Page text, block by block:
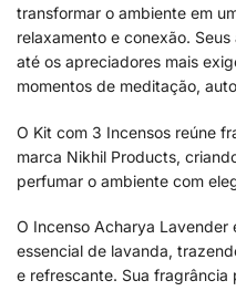
transformar o ambiente em
relaxamento e conexão.
até os apreciadores mais
momentos de meditação,
O Kit com 3 Incensos reúne
marca Nikhil Products,
perfumar o ambiente com
O Incenso Acharya Lavender
essencial de lavanda,
e refrescante. Sua fragrância